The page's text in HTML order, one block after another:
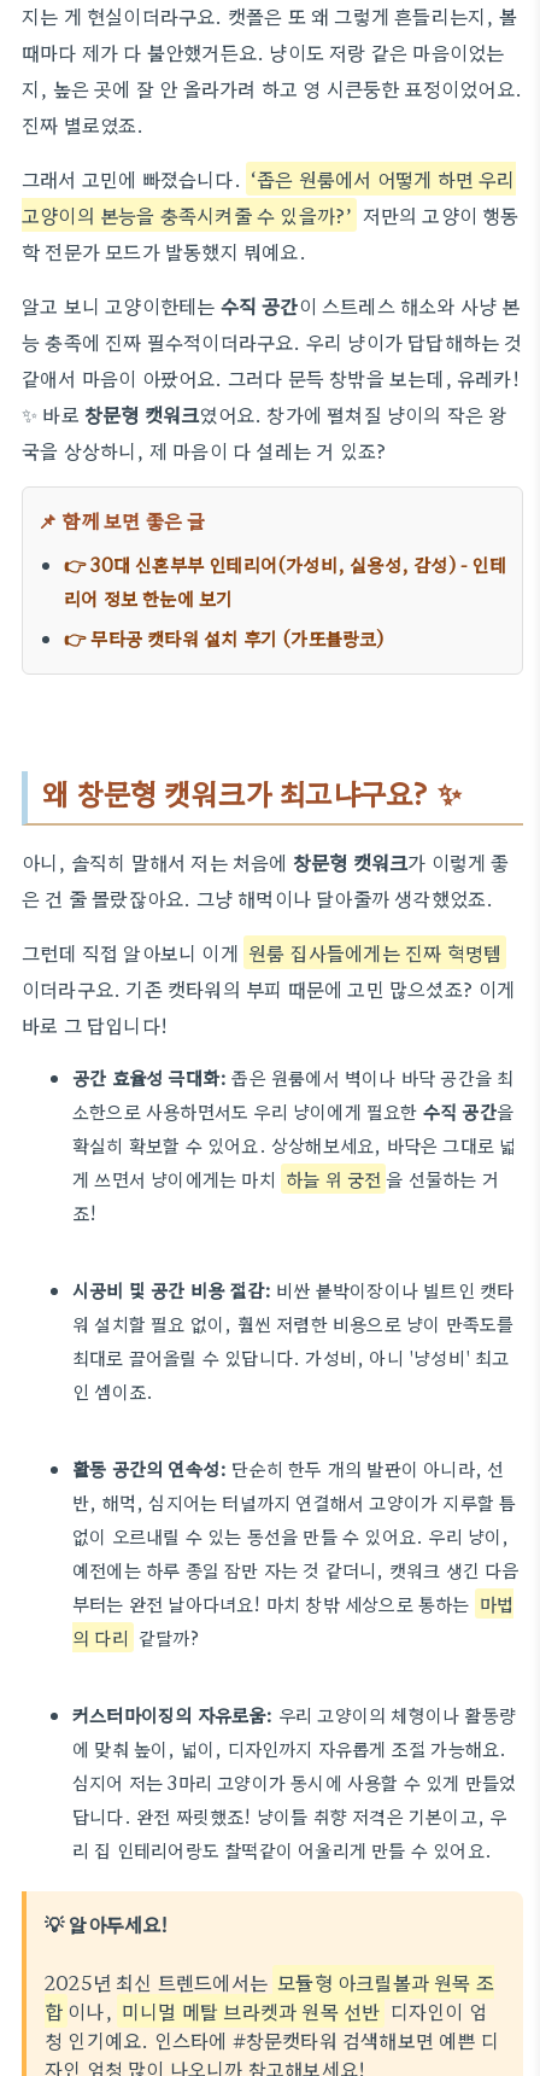
지는 게 현실이더라구요. 캣폴은 또 왜 그렇게 흔들리는지, 볼
때마다 제가 다 불안했거든요. 냥이도 저랑 같은 마음이었는
지, 높은 곳에 잘 안 올라가려 하고 영 시큰둥한 표정이었어요.
진짜 별로였죠.
그래서 고민에 빠졌습니다. ‘좁은 원룸에서 어떻게 하면 우리
고양이의 본능을 충족시켜줄 수 있을까?’ 저만의 고양이 행동
학 전문가 모드가 발동했지 뭐예요.
알고 보니 고양이한테는 수직 공간이 스트레스 해소와 사냥 본
능 충족에 진짜 필수적이더라구요. 우리 냥이가 답답해하는 것
같애서 마음이 아팠어요. 그러다 문득 창밖을 보는데, 유레카!
✨ 바로 창문형 캣워크였어요. 창가에 펼쳐질 냥이의 작은 왕
국을 상상하니, 제 마음이 다 설레는 거 있죠?
📌 함께 보면 좋은 글
👉 30대 신혼부부 인테리어(가성비, 실용성, 감성) - 인테
리어 정보 한눈에 보기
👉 무타공 캣타워 설치 후기 (가또블랑코)
왜 창문형 캣워크가 최고냐구요? ✨
아니, 솔직히 말해서 저는 처음에 창문형 캣워크가 이렇게 좋
은 건 줄 몰랐잖아요. 그냥 해먹이나 달아줄까 생각했었죠.
그런데 직접 알아보니 이게 원룸 집사들에게는 진짜 혁명템
이더라구요. 기존 캣타워의 부피 때문에 고민 많으셨죠? 이게
바로 그 답입니다!
공간 효율성 극대화: 좁은 원룸에서 벽이나 바닥 공간을 최
소한으로 사용하면서도 우리 냥이에게 필요한 수직 공간을
확실히 확보할 수 있어요. 상상해보세요, 바닥은 그대로 넓
게 쓰면서 냥이에게는 마치 하늘 위 궁전 을 선물하는 거
죠!
시공비 및 공간 비용 절감: 비싼 붙박이장이나 빌트인 캣타
워 설치할 필요 없이, 훨씬 저렴한 비용으로 냥이 만족도를
최대로 끌어올릴 수 있답니다. 가성비, 아니 '냥성비' 최고
인 셈이죠.
활동 공간의 연속성: 단순히 한두 개의 발판이 아니라, 선
반, 해먹, 심지어는 터널까지 연결해서 고양이가 지루할 틈
없이 오르내릴 수 있는 동선을 만들 수 있어요. 우리 냥이,
예전에는 하루 종일 잠만 자는 것 같더니, 캣워크 생긴 다음
부터는 완전 날아다녀요! 마치 창밖 세상으로 통하는 마법
의 다리 같달까?
커스터마이징의 자유로움: 우리 고양이의 체형이나 활동량
에 맞춰 높이, 넓이, 디자인까지 자유롭게 조절 가능해요.
심지어 저는 3마리 고양이가 동시에 사용할 수 있게 만들었
답니다. 완전 짜릿했죠! 냥이들 취향 저격은 기본이고, 우
리 집 인테리어랑도 찰떡같이 어울리게 만들 수 있어요.
💡 알아두세요!
2025년 최신 트렌드에서는 모듈형 아크릴볼과 원목 조
합 이나, 미니멀 메탈 브라켓과 원목 선반 디자인이 엄
청 인기예요. 인스타에 #창문캣타워 검색해보면 예쁜 디
자인 엄청 많이 나오니까 참고해보세요!